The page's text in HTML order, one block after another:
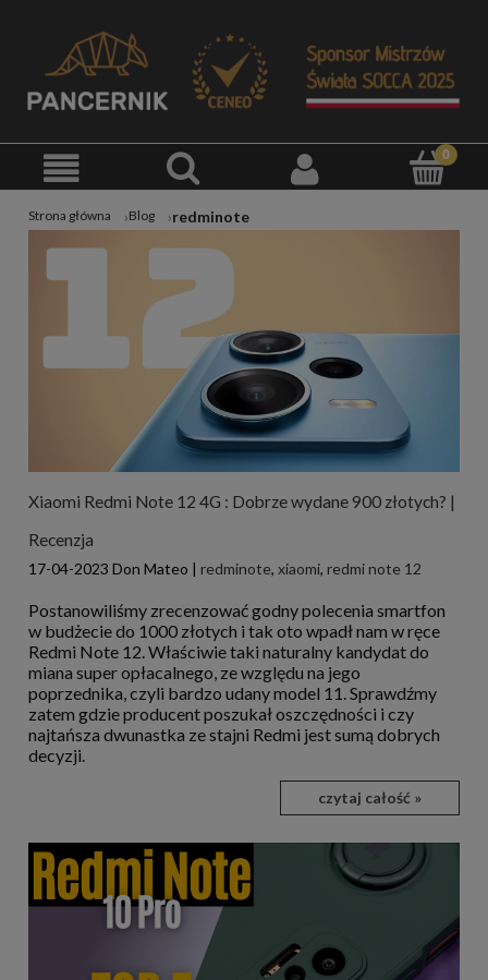
Strona główna Blog redminote
Xiaomi Redmi Note 12 4G : Dobrze wydane 900 złotych? |
Recenzja
17-04-2023 Don Mateo | redminote, xiaomi, redmi note 12
Postanowiliśmy zrecenzować godny polecenia smartfon
w budżecie do 1000 złotych i tak oto wpadł nam w ręce
Redmi Note 12. Właściwie taki naturalny kandydat do
miana super opłacalnego, ze względu na jego
poprzednika, czyli bardzo udany model 11. Sprawdźmy
zatem gdzie producent poszukał oszczędności i czy
najtańsza dwunastka ze stajni Redmi jest sumą dobrych
decyzji.
czytaj całość »